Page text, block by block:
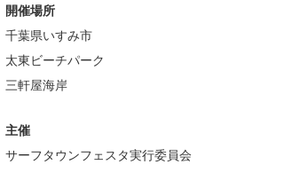
開催場所
千葉県いすみ市
太東ビーチパーク
三軒屋海岸
主催
サーフタウンフェスタ実行委員会
小川予報士
上田純子